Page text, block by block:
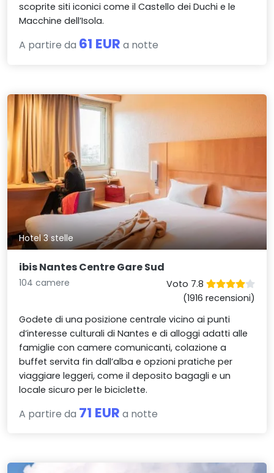
scoprite siti iconici come il Castello dei Duchi e le
Macchine dell’Isola.
A partire da 61 EUR a notte
Hotel 3 stelle
ibis Nantes Centre Gare Sud
104 camere
Voto 7.8
(1916 recensioni)
Godete di una posizione centrale vicino ai punti
d’interesse culturali di Nantes e di alloggi adatti alle
famiglie con camere comunicanti, colazione a
buffet servita fin dall’alba e opzioni pratiche per
viaggiare leggeri, come il deposito bagagli e un
locale sicuro per le biciclette.
A partire da 71 EUR a notte